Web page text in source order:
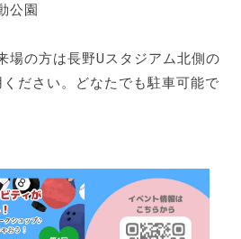
公園
場の方は長野Uスタジアム北側の
ください。どなたでも駐車可能で